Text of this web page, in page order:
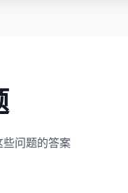
问题的答案